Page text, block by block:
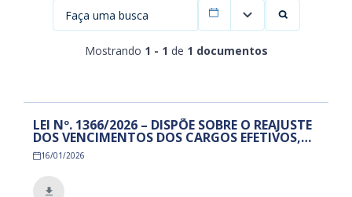
Mostrando 1 - 1 de 1 documentos
Filtrar por data
LEI Nº. 1366/2026 – DISPÕE SOBRE O REAJUSTE
DOS VENCIMENTOS DOS CARGOS EFETIVOS,
COMISSIONADOS E CONTRATADOS,
AUMENTA A QUANTIDADE DE VAGAS DO
CARGO EFETIVO DE AUXILIAR DE SERVIÇOS
GERAIS E DÁ OUTRAS PROVIDÊNCIAS.
16/01/2026